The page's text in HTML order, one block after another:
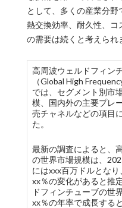
として、多くの産業分
熱交換効率、耐久性、コ
の需要は続くと考えられ
高周波ウェルドフィン
（Global High
では、セグメント別市
模、国内外の主要プレ
売チャネルなどの項目
た。
最新の調査によると、
の世界市場規模は、
にはxxx百万ドルとな
xx％の変化があると推
ドフィンチューブの世
xx％の年率で成長する